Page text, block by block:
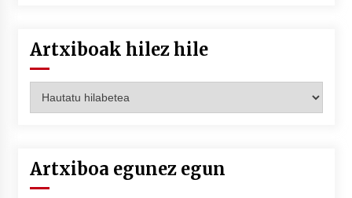
Artxiboak hilez hile
hilez
Artxiboa egunez egun